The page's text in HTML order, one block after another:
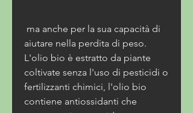
aiutare nella perdita di peso.
L'olio bio è estratto da piante
coltivate senza l'uso di pesticidi o
fertilizzanti chimici, l'olio bio
contiene antiossidanti che